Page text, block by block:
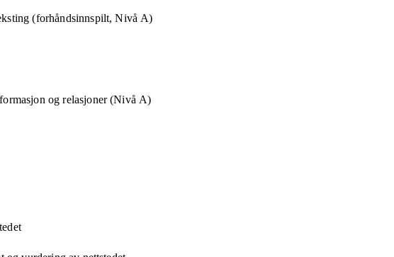
(forhåndsinnspilt, Nivå A)
og relasjoner (Nivå A)